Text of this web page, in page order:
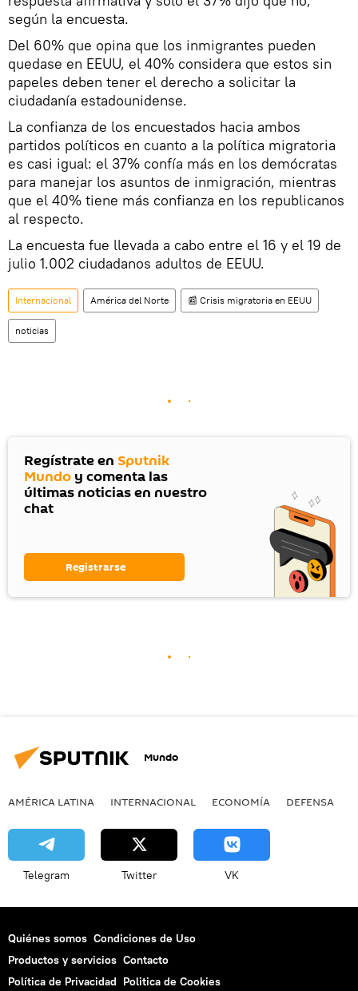
según la encuesta.
Del 60% que opina que los inmigrantes pueden
quedase en EEUU, el 40% considera que estos sin
papeles deben tener el derecho a solicitar la
ciudadanía estadounidense.
La confianza de los encuestados hacia ambos
partidos políticos en cuanto a la política migratoria
es casi igual: el 37% confía más en los demócratas
para manejar los asuntos de inmigración, mientras
que el 40% tiene más confianza en los republicanos
al respecto.
La encuesta fue llevada a cabo entre el 16 y el 19 de
julio 1.002 ciudadanos adultos de EEUU.
Internacional América del Norte 📰 Crisis migratoria en EEUU
noticias
Regístrate en Sputnik
Mundo y comenta las
últimas noticias en nuestro
chat
Registrarse
Mundo
AMÉRICA LATINA INTERNACIONAL ECONOMÍA DEFENSA
Telegram Twitter VK
Quiénes somos Condiciones de Uso
Productos y servicios Contacto
Política de Privacidad Politica de Cookies